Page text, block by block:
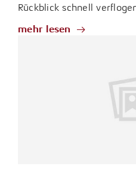
Rückblick schnell
mehr lesen